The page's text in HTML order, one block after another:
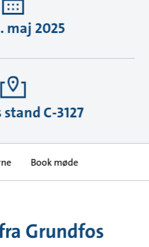
maj 2025
C-3127
Book møde
Grundfos